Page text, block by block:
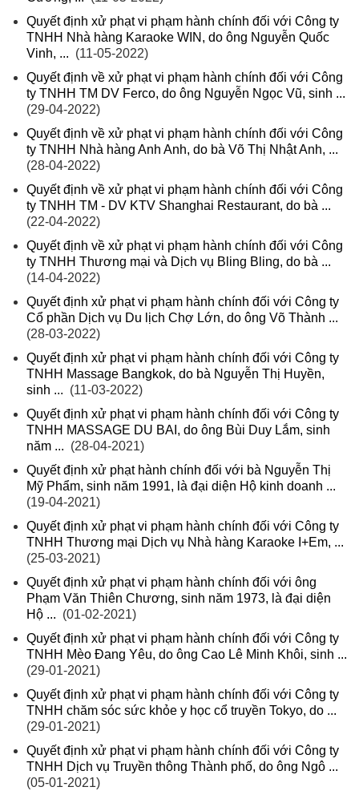
Quyết định xử phạt vi phạm hành chính đối với Công ty
TNHH Nhà hàng Karaoke WIN, do ông Nguyễn Quốc
Vinh, ... (11-05-2022)
Quyết định về xử phạt vi phạm hành chính đối với Công
ty TNHH TM DV Ferco, do ông Nguyễn Ngọc Vũ, sinh ...
(29-04-2022)
Quyết định về xử phạt vi phạm hành chính đối với Công
ty TNHH Nhà hàng Anh Anh, do bà Võ Thị Nhật Anh, ...
(28-04-2022)
Quyết định về xử phạt vi phạm hành chính đối với Công
ty TNHH TM - DV KTV Shanghai Restaurant, do bà ...
(22-04-2022)
Quyết định về xử phạt vi phạm hành chính đối với Công
ty TNHH Thương mại và Dịch vụ Bling Bling, do bà ...
(14-04-2022)
Quyết định xử phạt vi phạm hành chính đối với Công ty
Cổ phần Dịch vụ Du lịch Chợ Lớn, do ông Võ Thành ...
(28-03-2022)
Quyết định xử phạt vi phạm hành chính đối với Công ty
TNHH Massage Bangkok, do bà Nguyễn Thị Huyền,
sinh ... (11-03-2022)
Quyết định xử phạt vi phạm hành chính đối với Công ty
TNHH MASSAGE DU BAI, do ông Bùi Duy Lắm, sinh
năm ... (28-04-2021)
Quyết định xử phạt hành chính đối với bà Nguyễn Thị
Mỹ Phẩm, sinh năm 1991, là đại diện Hộ kinh doanh ...
(19-04-2021)
Quyết định xử phạt vi phạm hành chính đối với Công ty
TNHH Thương mại Dịch vụ Nhà hàng Karaoke I+Em, ...
(25-03-2021)
Quyết định xử phạt vi phạm hành chính đối với ông
Phạm Văn Thiên Chương, sinh năm 1973, là đại diện
Hộ ... (01-02-2021)
Quyết định xử phạt vi phạm hành chính đối với Công ty
TNHH Mèo Đang Yêu, do ông Cao Lê Minh Khôi, sinh ...
(29-01-2021)
Quyết định xử phạt vi phạm hành chính đối với Công ty
TNHH chăm sóc sức khỏe y học cổ truyền Tokyo, do ...
(29-01-2021)
Quyết định xử phạt vi phạm hành chính đối với Công ty
TNHH Dịch vụ Truyền thông Thành phố, do ông Ngô ...
(05-01-2021)